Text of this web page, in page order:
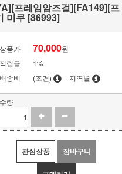
프레임암즈걸][FA149][프
미쿠 [86993]
상품가 70,000원
적립금
1%
배송비
(조건) 지역별
수량
관심상품 장바구니